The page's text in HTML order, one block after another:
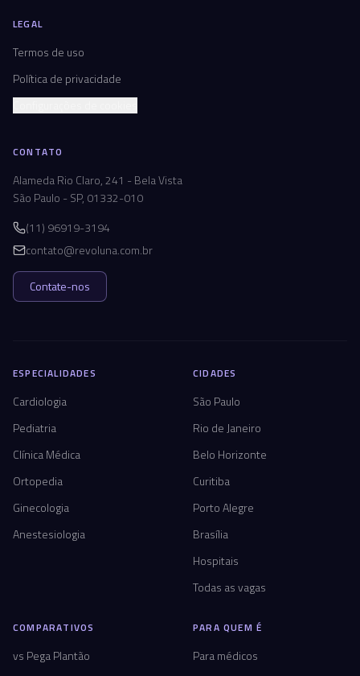
LEGAL
Termos de uso
Política de privacidade
CONTATO
Alameda Rio Claro, 241 - Bela Vista
São Paulo - SP, 01332-010
(11) 96919-3194
contato@revoluna.com.br
Contate-nos
ESPECIALIDADES
Cardiologia
Pediatria
Clínica Médica
Ortopedia
Ginecologia
Anestesiologia
CIDADES
São Paulo
Rio de Janeiro
Belo Horizonte
Curitiba
Porto Alegre
Brasília
Hospitais
Todas as vagas
COMPARATIVOS
vs Pega Plantão
PARA QUEM É
Para médicos